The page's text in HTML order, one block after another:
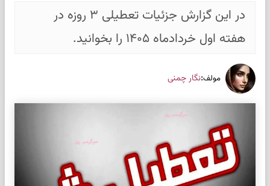
در این گزارش جزئیات تعطیلی ۳ روزه در
هفته اول خردادماه ۱۴۰۵ را بخوانید.
مولف:نگار چمنی